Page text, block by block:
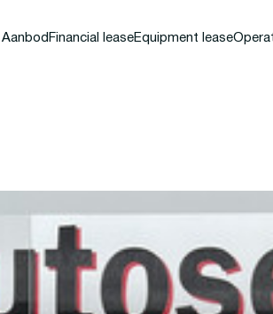
Aanbod Financial leaseEquipment lease